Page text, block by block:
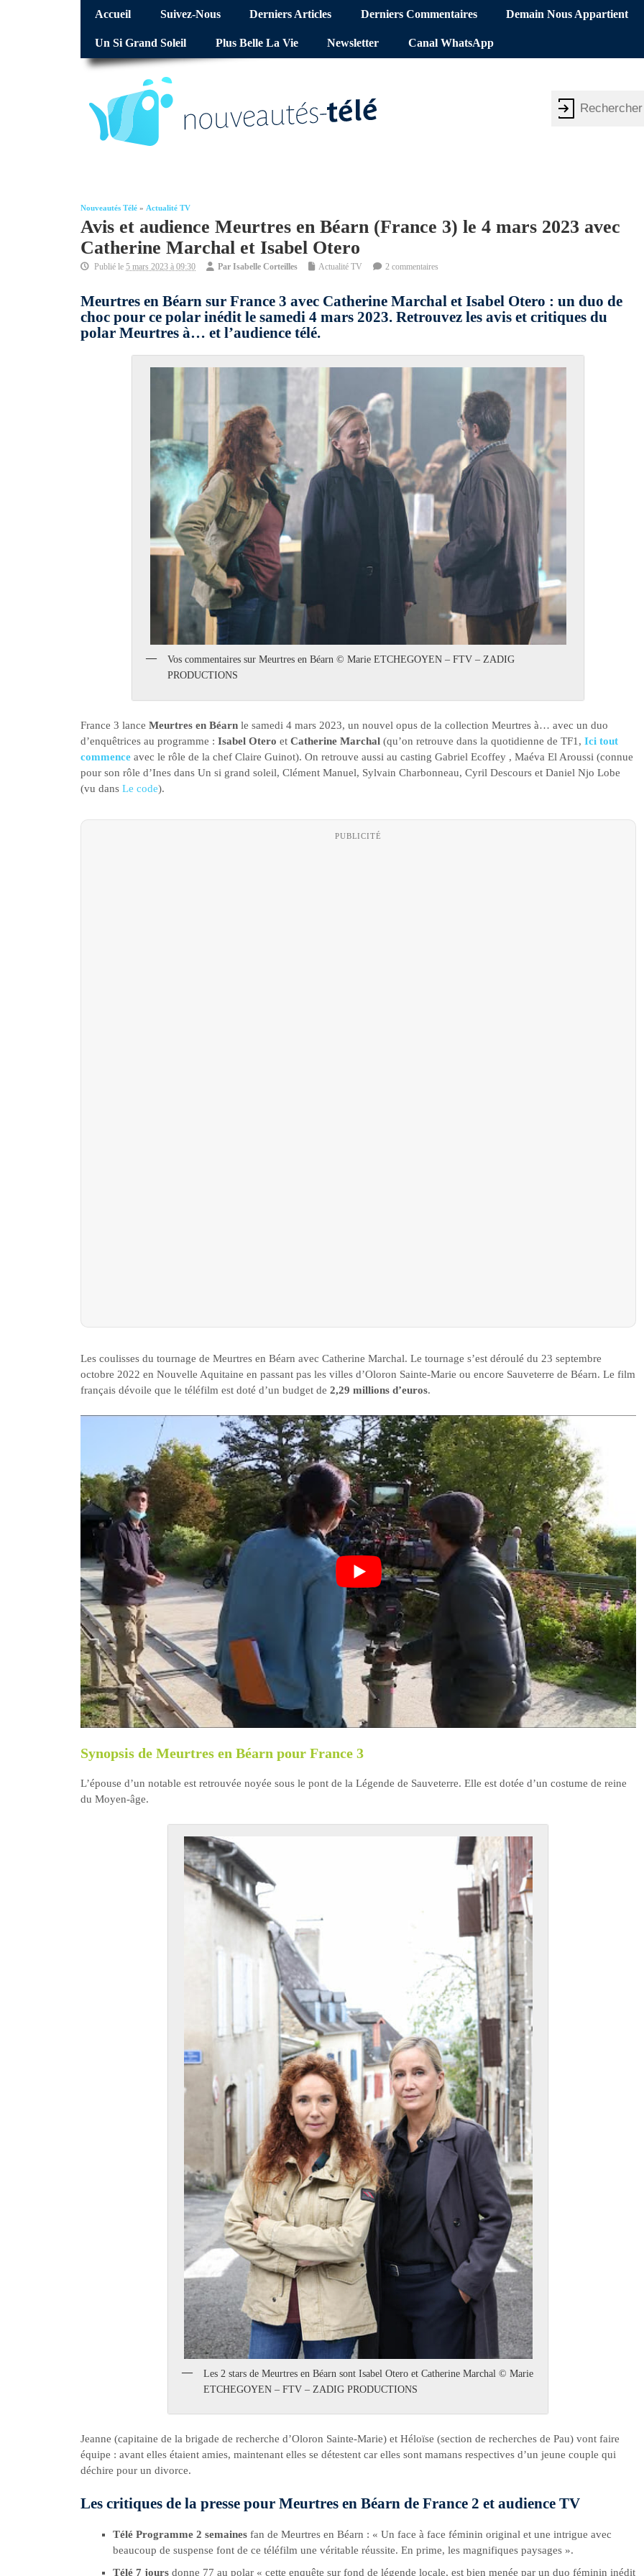
Accueil Suivez-Nous Derniers Articles Derniers Commentaires Demain Nous Appartient
Un Si Grand Soleil Plus Belle La Vie Newsletter Canal WhatsApp
Nouveautés Télé » Actualité TV
Avis et audience Meurtres en Béarn (France 3) le 4 mars 2023 avec
Catherine Marchal et Isabel Otero
Publié le 5 mars 2023 à 09:30 Par Isabelle Corteilles Actualité TV 2 commentaires
Meurtres en Béarn sur France 3 avec Catherine Marchal et Isabel Otero : un duo de
choc pour ce polar inédit le samedi 4 mars 2023. Retrouvez les avis et critiques du
polar Meurtres à… et l’audience télé.
Vos commentaires sur Meurtres en Béarn © Marie ETCHEGOYEN – FTV – ZADIG
PRODUCTIONS
France 3 lance Meurtres en Béarn le samedi 4 mars 2023, un nouvel opus de la collection Meurtres à… avec un duo
d’enquêtrices au programme : Isabel Otero et Catherine Marchal (qu’on retrouve dans la quotidienne de TF1, Ici tout
commence avec le rôle de la chef Claire Guinot). On retrouve aussi au casting Gabriel Ecoffey , Maéva El Aroussi (connue
pour son rôle d’Ines dans Un si grand soleil, Clément Manuel, Sylvain Charbonneau, Cyril Descours et Daniel Njo Lobe
(vu dans Le code).
PUBLICITÉ
Les coulisses du tournage de Meurtres en Béarn avec Catherine Marchal. Le tournage s’est déroulé du 23 septembre
octobre 2022 en Nouvelle Aquitaine en passant pas les villes d’Oloron Sainte-Marie ou encore Sauveterre de Béarn. Le film
français dévoile que le téléfilm est doté d’un budget de 2,29 millions d’euros.
Synopsis de Meurtres en Béarn pour France 3
L’épouse d’un notable est retrouvée noyée sous le pont de la Légende de Sauveterre. Elle est dotée d’un costume de reine
du Moyen-âge.
Les 2 stars de Meurtres en Béarn sont Isabel Otero et Catherine Marchal © Marie
ETCHEGOYEN – FTV – ZADIG PRODUCTIONS
Jeanne (capitaine de la brigade de recherche d’Oloron Sainte-Marie) et Héloïse (section de recherches de Pau) vont faire
équipe : avant elles étaient amies, maintenant elles se détestent car elles sont mamans respectives d’un jeune couple qui
déchire pour un divorce.
Les critiques de la presse pour Meurtres en Béarn de France 2 et audience TV
Télé Programme 2 semaines fan de Meurtres en Béarn : « Un face à face féminin original et une intrigue avec
beaucoup de suspense font de ce téléfilm une véritable réussite. En prime, les magnifiques paysages ».
Télé 7 jours donne 77 au polar « cette enquête sur fond de légende locale, est bien menée par un duo féminin inédit